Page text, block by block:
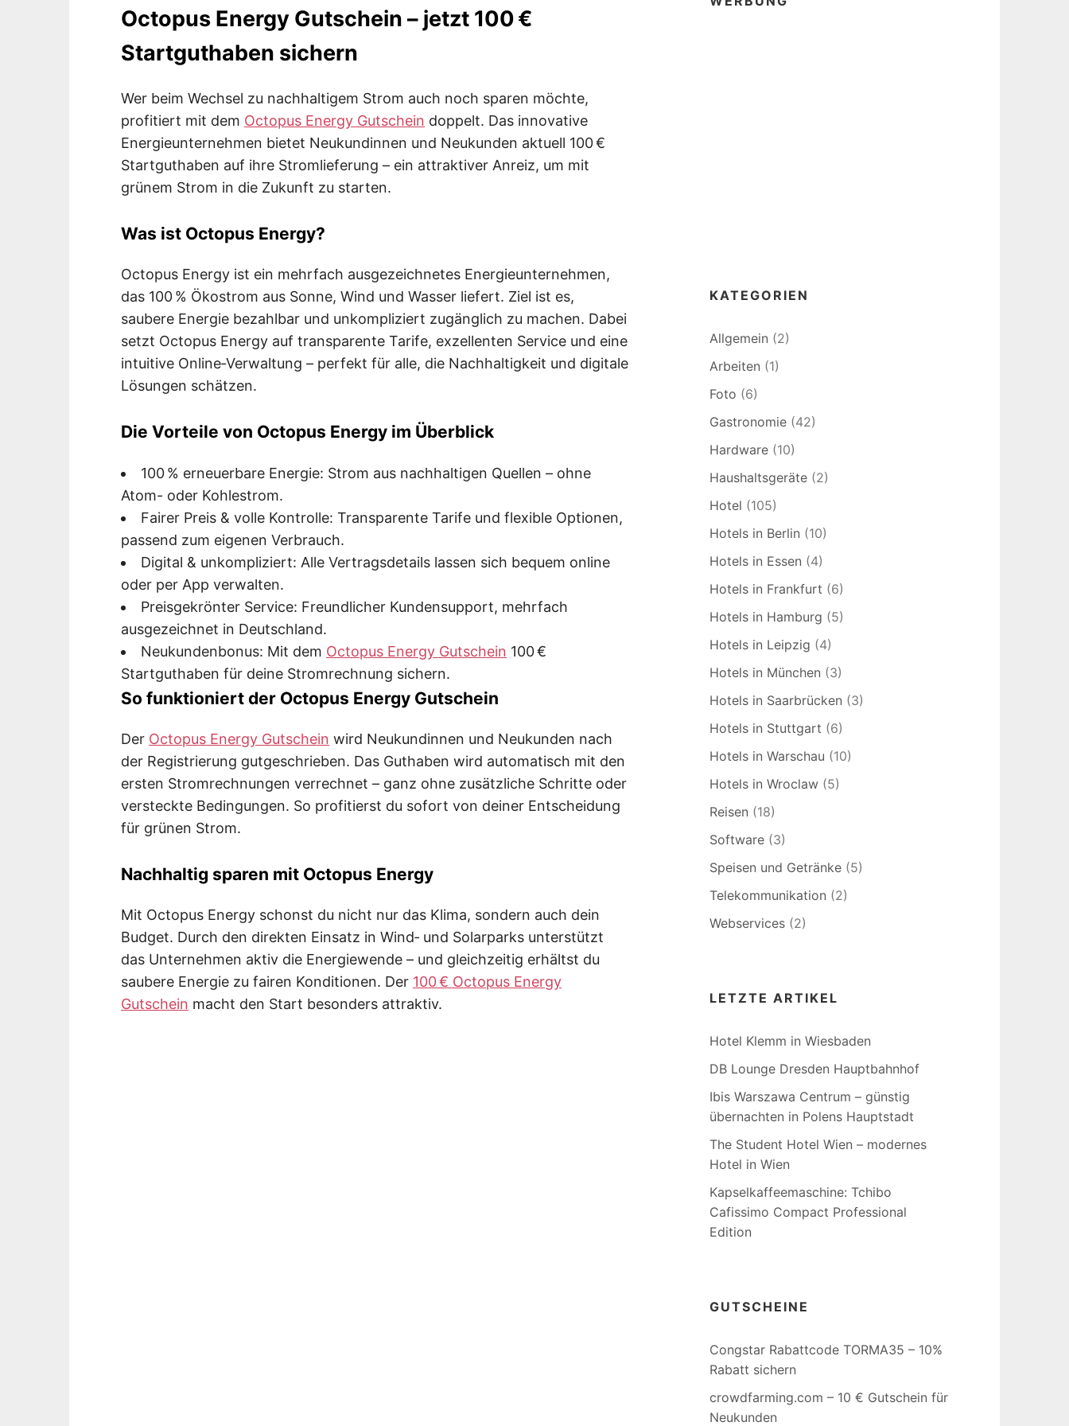
Octopus Energy Gutschein – jetzt 100 €
Startguthaben sichern
Wer beim Wechsel zu nachhaltigem Strom auch noch sparen möchte,
profitiert mit dem Octopus Energy Gutschein doppelt. Das innovative
Energieunternehmen bietet Neukundinnen und Neukunden aktuell 100 €
Startguthaben auf ihre Stromlieferung – ein attraktiver Anreiz, um mit
grünem Strom in die Zukunft zu starten.
Was ist Octopus Energy?
Octopus Energy ist ein mehrfach ausgezeichnetes Energieunternehmen,
das 100 % Ökostrom aus Sonne, Wind und Wasser liefert. Ziel ist es,
saubere Energie bezahlbar und unkompliziert zugänglich zu machen. Dabei
setzt Octopus Energy auf transparente Tarife, exzellenten Service und eine
intuitive Online‑Verwaltung – perfekt für alle, die Nachhaltigkeit und digitale
Lösungen schätzen.
Die Vorteile von Octopus Energy im Überblick
100 % erneuerbare Energie: Strom aus nachhaltigen Quellen – ohne
Atom- oder Kohlestrom.
Fairer Preis & volle Kontrolle: Transparente Tarife und flexible Optionen,
passend zum eigenen Verbrauch.
Digital & unkompliziert: Alle Vertragsdetails lassen sich bequem online
oder per App verwalten.
Preisgekrönter Service: Freundlicher Kundensupport, mehrfach
ausgezeichnet in Deutschland.
Neukundenbonus: Mit dem Octopus Energy Gutschein 100 €
Startguthaben für deine Stromrechnung sichern.
So funktioniert der Octopus Energy Gutschein
Der Octopus Energy Gutschein wird Neukundinnen und Neukunden nach
der Registrierung gutgeschrieben. Das Guthaben wird automatisch mit den
ersten Stromrechnungen verrechnet – ganz ohne zusätzliche Schritte oder
versteckte Bedingungen. So profitierst du sofort von deiner Entscheidung
für grünen Strom.
Nachhaltig sparen mit Octopus Energy
Mit Octopus Energy schonst du nicht nur das Klima, sondern auch dein
Budget. Durch den direkten Einsatz in Wind‑ und Solarparks unterstützt
das Unternehmen aktiv die Energiewende – und gleichzeitig erhältst du
saubere Energie zu fairen Konditionen. Der 100 € Octopus Energy
Gutschein macht den Start besonders attraktiv.
KATEGORIEN
Allgemein (2)
Arbeiten (1)
Foto (6)
Gastronomie (42)
Hardware (10)
Haushaltsgeräte (2)
Hotel (105)
Hotels in Berlin (10)
Hotels in Essen (4)
Hotels in Frankfurt (6)
Hotels in Hamburg (5)
Hotels in Leipzig (4)
Hotels in München (3)
Hotels in Saarbrücken (3)
Hotels in Stuttgart (6)
Hotels in Warschau (10)
Hotels in Wroclaw (5)
Reisen (18)
Software (3)
Speisen und Getränke (5)
Telekommunikation (2)
Webservices (2)
LETZTE ARTIKEL
Hotel Klemm in Wiesbaden
DB Lounge Dresden Hauptbahnhof
Ibis Warszawa Centrum – günstig
übernachten in Polens Hauptstadt
The Student Hotel Wien – modernes
Hotel in Wien
Kapselkaffeemaschine: Tchibo
Cafissimo Compact Professional
Edition
GUTSCHEINE
Congstar Rabattcode TORMA35 – 10%
Rabatt sichern
crowdfarming.com – 10 € Gutschein für
Neukunden